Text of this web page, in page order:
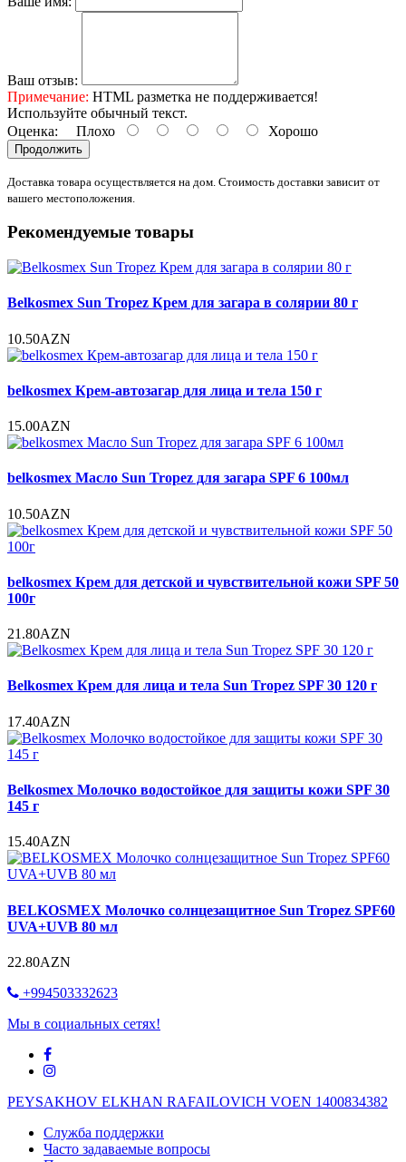
Ваш отзыв:
Примечание: HTML разметка не поддерживается!
Используйте обычный текст.
Оценка: Плохо Хорошо
Продолжить
Доставка товара осуществляется на дом. Стоимость доставки зависит от
вашего местоположения.
Рекомендуемые товары
Belkosmex Sun Tropez Крем для загара в солярии 80 г
10.50AZN
belkosmex Крем-автозагар для лица и тела 150 г
15.00AZN
belkosmex Масло Sun Tropez для загара SPF 6 100мл
10.50AZN
belkosmex Крем для детской и чувствительной кожи SPF 50
100г
21.80AZN
Belkosmex Крем для лица и тела Sun Tropez SPF 30 120 г
17.40AZN
Belkosmex Молочко водостойкое для защиты кожи SPF 30
145 г
15.40AZN
BELKOSMEX Молочко солнцезащитное Sun Tropez SPF60
UVA+UVB 80 мл
22.80AZN
+994503332623
Мы в социальных сетях!
PEYSAKHOV ELKHAN RAFAILOVICH VOEN 1400834382
Служба поддержки
Часто задаваемые вопросы